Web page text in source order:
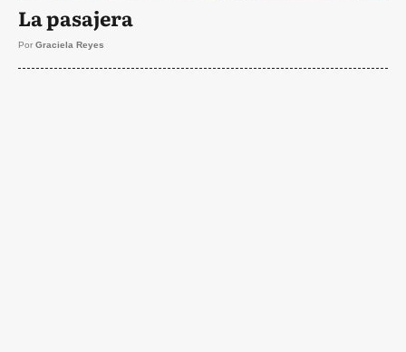
La pasajera
Por Graciela Reyes